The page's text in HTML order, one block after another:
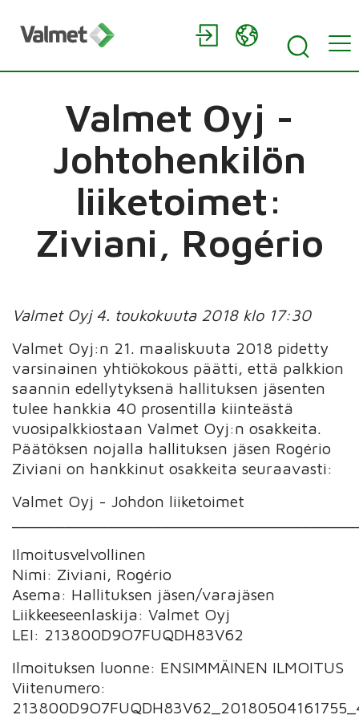
Valmet Oyj -
Johtohenkilön
liiketoimet:
Ziviani, Rogério
Valmet Oyj 4. toukokuuta 2018 klo 17:30
Valmet Oyj:n 21. maaliskuuta 2018 pidetty
varsinainen yhtiökokous päätti, että palkkion
saannin edellytyksenä hallituksen jäsenten
tulee hankkia 40 prosentilla kiinteästä
vuosipalkkiostaan Valmet Oyj:n osakkeita.
Päätöksen nojalla hallituksen jäsen Rogério
Ziviani on hankkinut osakkeita seuraavasti:
Valmet Oyj - Johdon liiketoimet
Ilmoitusvelvollinen
Nimi: Ziviani, Rogério
Asema: Hallituksen jäsen/varajäsen
Liikkeeseenlaskija: Valmet Oyj
LEI: 213800D9O7FUQDH83V62
Ilmoituksen luonne: ENSIMMÄINEN ILMOITUS
Viitenumero: